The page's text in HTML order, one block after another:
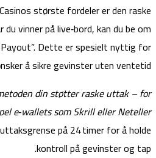
største fordeler er den raske
vinner på live‑bord, kan du be om
Dette er spesielt nyttig for
å sikre gevinster uten ventetid.
din støtter raske uttak – for
e‑wallets som Skrill eller Neteller.
på 24 timer for å holde
kontroll på gevinster og tap.